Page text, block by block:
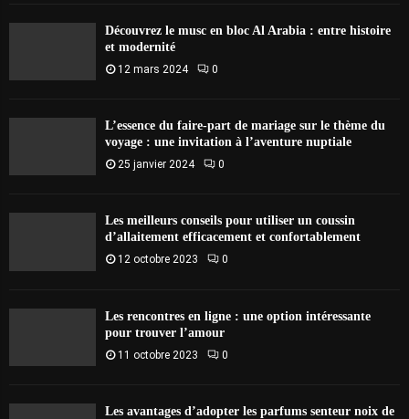
Découvrez le musc en bloc Al Arabia : entre histoire
et modernité
12 mars 2024 0
L’essence du faire-part de mariage sur le thème du
voyage : une invitation à l’aventure nuptiale
25 janvier 2024 0
Les meilleurs conseils pour utiliser un coussin
d’allaitement efficacement et confortablement
12 octobre 2023 0
Les rencontres en ligne : une option intéressante
pour trouver l’amour
11 octobre 2023 0
Les avantages d’adopter les parfums senteur noix de